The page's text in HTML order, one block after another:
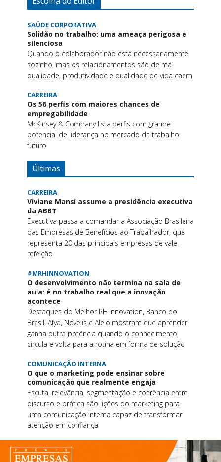
SAÚDE CORPORATIVA
Solidão no trabalho: uma ameaça perigosa e
silenciosa
Quando o colaborador não está necessariamente
sozinho, mas os relacionamentos são de má
qualidade, produtividade e qualidade de vida caem
CARREIRA
Os 56 perfis com maiores chances de
empregabilidade
McKinsey & Company lista perfis com grande
potencial de liderança no mercado de trabalho
futuro
Últimas
CARREIRA
Viviane Mansi assume a presidência executiva
da ABBT
Executiva passa a comandar a Associação Brasileira
das Empresas de Benefícios ao Trabalhador, que
representa 20 das principais empresas de vale-
refeição
#MRHINNOVATION
O desenvolvimento não termina na sala de
aula: é no trabalho real que a inovação
acontece
Destaques do Melhor RH Innovation, Banco do
Brasil, Afya, Novelis e Alelo mostram que aprender
ganha outra potência quando o conhecimento
circula e volta para a rotina em forma de solução
COMUNICAÇÃO INTERNA
O que o marketing pode ensinar sobre
comunicação que realmente engaja
Escuta, relevância, segmentação e coerência entre
discurso e prática são lições do marketing para
uma comunicação interna capaz de transformar
atenção em confiança